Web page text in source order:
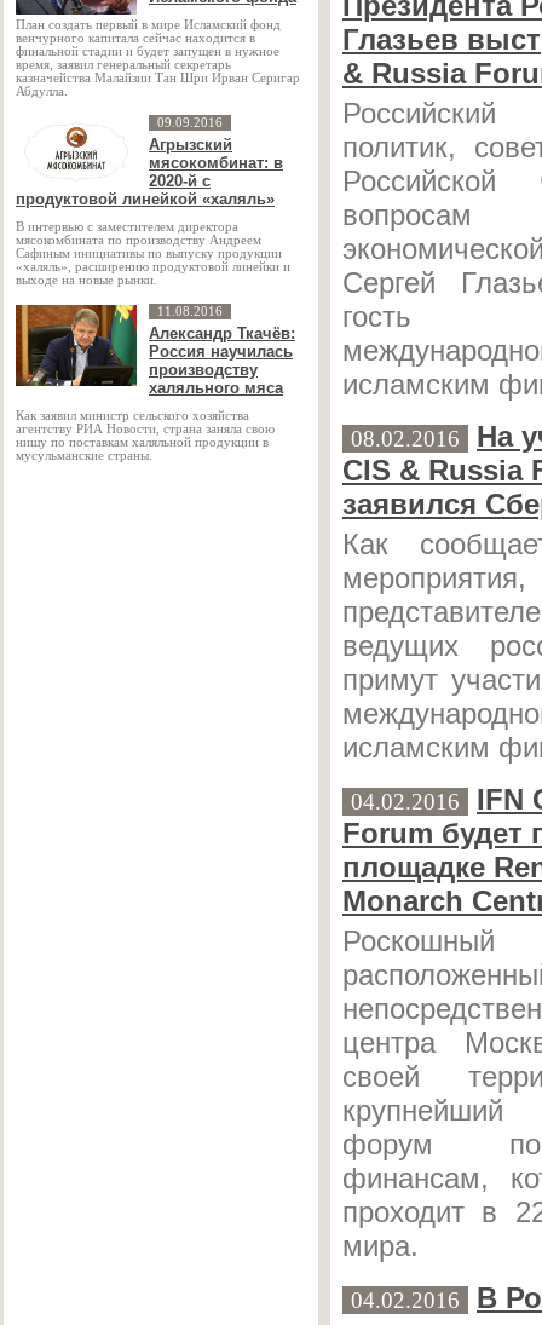
План создать первый в мире Исламский фонд
венчурного капитала сейчас находится в
финальной стадии и будет запущен в нужное
время, заявил генеральный секретарь
казначейства Малайзии Тан Шри Ирван Серигар
Абдулла.
09.09.2016
Агрызский
мясокомбинат: в
2020-й с
продуктовой линейкой «халяль»
В интервью с заместителем директора
мясокомбината по производству Андреем
Сафиным инициативы по выпуску продукции
«халяль», расширению продуктовой линейки и
выходе на новые рынки.
11.08.2016
Александр Ткачёв:
Россия научилась
производству
халяльного мяса
Как заявил министр сельского хозяйства
агентству РИА Новости, страна заняла свою
нишу по поставкам халяльной продукции в
мусульманские страны.
Глазьев
& Russia
политик,
вопросам
Сергей
гость
исламским
08.02.2016
На
CIS & Russia
заявился
Как
мероприятия,
ведущих
примут
исламским
04.02.2016
IFN
Forum будет
площадке
Monarch
центра
своей
крупнейший
форум по
финансам,
проходит в
мира.
04.02.2016
В